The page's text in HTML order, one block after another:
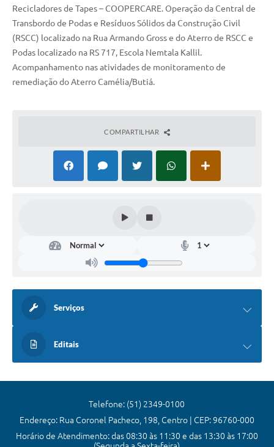
Recicladores de Tapes – COOPERCARE. Operação da Central de
Transbordo de Podas e Resíduos Sólidos da Construção Civil
(RSCC) localizado na Rua Armando Gross e do Aterro de RSCC e
Podas localizado na RS 717, Escola Nemtala Kallil.
Acompanhamento nas atividades de monitoramento de
remediação do Aterro Camélia/Butiá.
COMPARTILHAR
Serviços
Editais
Telefone: (51) 2349-0100
Endereço: Rua Coronel Pacheco, 198, Centro | CEP: 96760-000
Horário de Atendimento: das 08:30 às 11:30 e das 13:30 às 17:00